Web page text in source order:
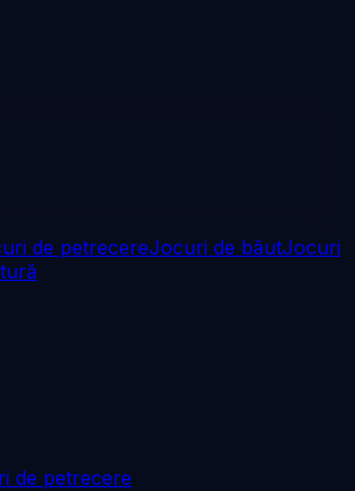
de petrecereJocuri de băutJocuri
de petrecere